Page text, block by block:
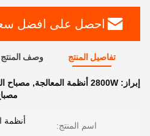
احصل على افضل
تفاصيل المنتج وصف المنتج
إبراز: 2800W أنظمة المعالجة , مصباح
اسم المنتج:
أنظمة